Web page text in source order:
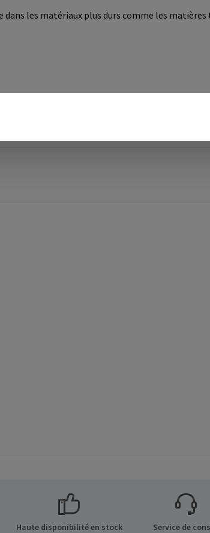
dans les matériaux plus durs comme les
Haute disponibilité en stock Service de